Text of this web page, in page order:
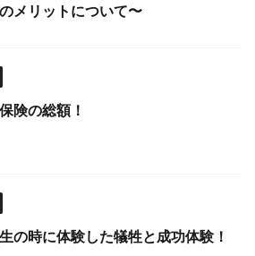
メリットについて〜
険の総額！
の時に体験した犠牲と成功体験！